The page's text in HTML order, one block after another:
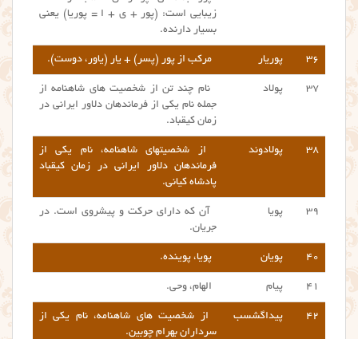
زیبایی است: (پور + ی + ا = پوریا) یعنی
بسیار دارنده.
۳۶ پوریار مرکب از پور (پسر) + یار (یاور، دوست).
۳۷ پولاد
نام چند تن از شخصیت های شاهنامه از
جمله نام یکی از فرماندهان دلاور ایرانی در
زمان کیقباد.
۳۸ پولادوند
از شخصیتهای شاهنامه، نام یکی از
فرماندهان دلاور ایرانی در زمان کیقباد
پادشاه کیانی.
۳۹ پویا
آن که دارای حرکت و پیشروی است. در
جریان.
۴۰ پویان پویا، پوینده.
۴۱ پیام الهام، وحی.
۴۲ پیداگشسب
از شخصیت های شاهنامه، نام یکی از
سرداران بهرام چوبین.